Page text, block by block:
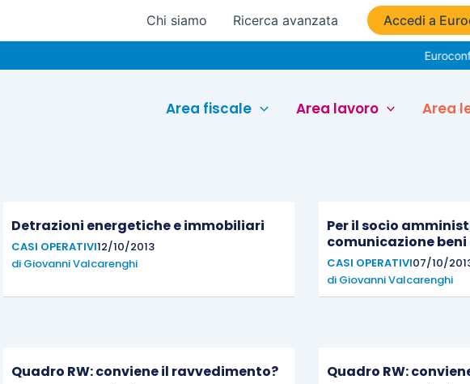
Chi siamo Ricerca avanzata Accedi a
Area fiscale Area lavoro Area
Detrazioni energetiche e immobiliari
CASI OPERATIVI12/10/2013
di Giovanni Valcarenghi
Per il socio
comunicazione beni
CASI OPERATIVI07/10/
di Giovanni Valcarenghi
Quadro RW: conviene il ravvedimento? Quadro RW: